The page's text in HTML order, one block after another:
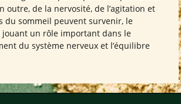
outre, de la nervosité, de l’agitation et
du sommeil peuvent survenir, le
jouant un rôle important dans le
du système nerveux et l’équilibre